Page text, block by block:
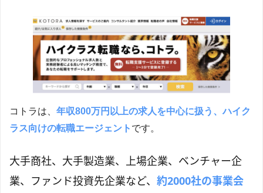
コトラは、 年収800万円以上の求人を中心に扱う、ハイク
ラス向けの転職エージェント です。
大手商社、大手製造業、上場企業、ベンチャー企
業、ファンド投資先企業など、 約2000社の事業会